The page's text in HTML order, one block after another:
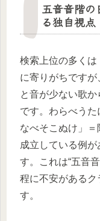
五音音階の
る独自視
検索上位の多くは
に寄りがちです
と音が少ない歌
です。わらべう
なべそこぬけ」
成立している例
す。これは“五音
程に不安がある
す。